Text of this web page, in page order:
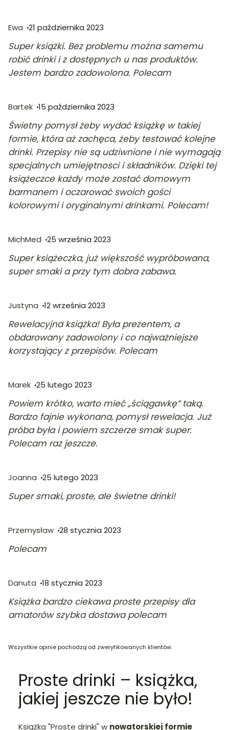
Ewa 21 października 2023
Super książki. Bez problemu można samemu
robić drinki i z dostępnych u nas produktów.
Jestem bardzo zadowolona. Polecam
Bartek 15 października 2023
Świetny pomysł żeby wydać książkę w takiej
formie, która aż zachęca, żeby testować kolejne
drinki. Przepisy nie są udziwnione i nie wymagają
specjalnych umiejętnosci i składników. Dzięki tej
książeczce każdy może zostać domowym
barmanem i oczarować swoich gości
kolorowymi i oryginalnymi drinkami. Polecam!
MichMed 25 września 2023
Super książeczka, już większość wypróbowana,
super smaki a przy tym dobra zabawa.
Justyna 12 września 2023
Rewelacyjna książka! Była prezentem, a
obdarowany zadowolony i co najważniejsze
korzystający z przepisów. Polecam
Marek 25 lutego 2023
Powiem krótko, warto mieć „ściągawkę” taką.
Bardzo fajnie wykonana, pomysł rewelacja. Już
próba była i powiem szczerze smak super.
Polecam raz jeszcze.
Joanna 25 lutego 2023
Super smaki, proste, ale świetne drinki!
Przemysław 28 stycznia 2023
Polecam
Danuta 18 stycznia 2023
Książka bardzo ciekawa proste przepisy dla
amatorów szybka dostawa polecam
Wszystkie opinie pochodzą od zweryfikowanych klientów.
Proste drinki – książka,
jakiej jeszcze nie było!
Książka "Proste drinki" w nowatorskiej formie